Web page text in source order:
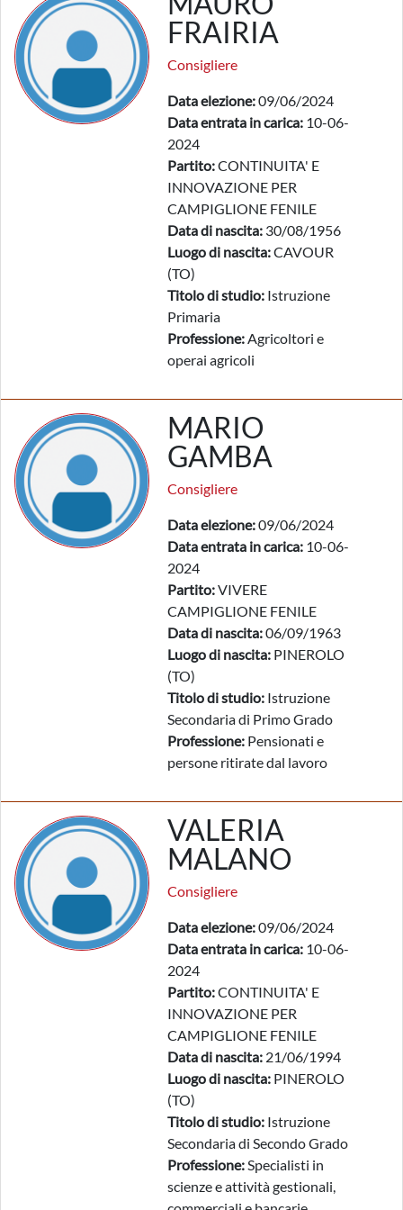
FRAIRIA
Consigliere
Data elezione:09/06/2024
Data entrata in carica: 10-06-
2024
Partito:CONTINUITA' E
INNOVAZIONE PER
CAMPIGLIONE FENILE
Data di nascita: 30/08/1956
Luogo di nascita:CAVOUR
(TO)
Titolo di studio: Istruzione
Primaria
Professione:Agricoltori e
operai agricoli
MARIO
GAMBA
Consigliere
Data elezione:09/06/2024
Data entrata in carica: 10-06-
2024
Partito:VIVERE
CAMPIGLIONE FENILE
Data di nascita:06/09/1963
Luogo di nascita: PINEROLO
(TO)
Titolo di studio: Istruzione
Secondaria di Primo Grado
Professione: Pensionati e
persone ritirate dal lavoro
VALERIA
MALANO
Consigliere
Data elezione:09/06/2024
Data entrata in carica: 10-06-
2024
Partito:CONTINUITA' E
INNOVAZIONE PER
CAMPIGLIONE FENILE
Data di nascita: 21/06/1994
Luogo di nascita: PINEROLO
(TO)
Titolo di studio: Istruzione
Secondaria di Secondo Grado
Professione:Specialisti in
scienze e attività gestionali,